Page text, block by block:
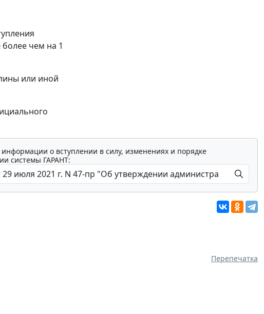
чем на 1
или иной
о вступлении в силу, изменениях и порядке
системы ГАРАНТ:
Перепечатка